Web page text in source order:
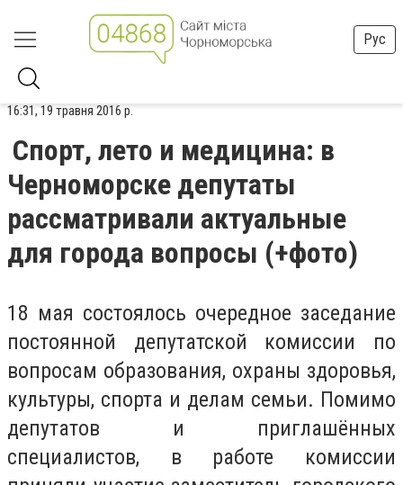
Рус
16:31, 19 травня 2016 р.
Спорт, лето и медицина: в
Черноморске депутаты
рассматривали актуальные
для города вопросы (+фото)
18 мая состоялось очередное заседание
постоянной депутатской комиссии по
вопросам образования, охраны здоровья,
культуры, спорта и делам семьи. Помимо
депутатов и приглашённых
специалистов, в работе комиссии